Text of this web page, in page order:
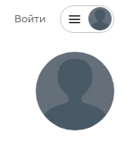
Войти